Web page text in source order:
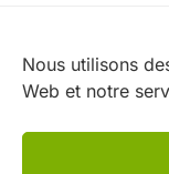
Nous utilisons
Web et notre